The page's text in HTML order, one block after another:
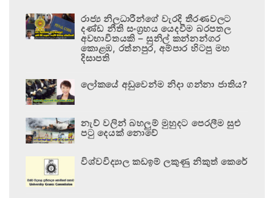
රාජ්‍ය නිලධාරීන්ගේ වැරදි තීරණවලට
දණ්ඩ නීති සංග්‍රහය යෙදවීම බරපතල
අවභාවිතයකි – සුනිල් කන්නන්ගර
කොළඹ, රත්නපුර, අම්පාර හිටපු මහ
දිසාපති
ලෝකයේ අඩුවෙන්ම නිදා ගන්නා ජාතිය?
නැව් වලින් බහලුම් මුහුදට පෙරලීම සුළු
පටු දෙයක් නොවේ
විශ්වවිද්‍යාල කඩඉම් ලකුණු නිකුත් කෙරේ